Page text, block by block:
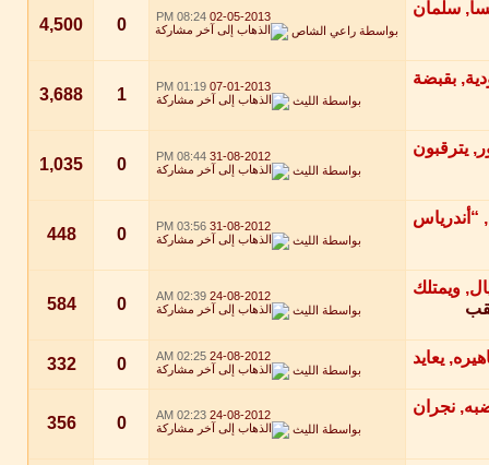
02-05-2013
08:24 PM
بواسطة راعي الشاص 0
4,500
07-01-2013
01:19 PM
بواسطة الليث 1
3,688
31-08-2012
08:44 PM
بواسطة الليث 0
1,035
31-08-2012
03:56 PM
بواسطة الليث 0
448
24-08-2012
02:39 AM
بواسطة الليث 0
584
24-08-2012
02:25 AM
بواسطة الليث 0
332
24-08-2012
02:23 AM
بواسطة الليث 0
356